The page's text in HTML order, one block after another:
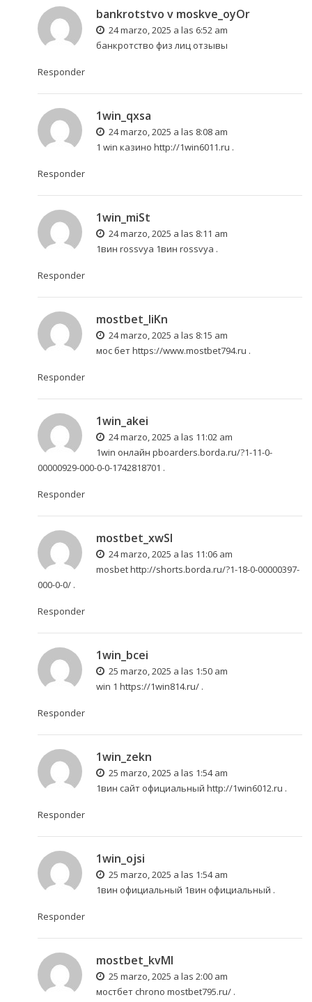
bankrotstvo v moskve_oyOr
24 marzo, 2025 a las 6:52 am
банкротство физ лиц отзывы
Responder
1win_qxsa
24 marzo, 2025 a las 8:08 am
1 win казино http://1win6011.ru .
Responder
1win_miSt
24 marzo, 2025 a las 8:11 am
1вин rossvya 1вин rossvya .
Responder
mostbet_liKn
24 marzo, 2025 a las 8:15 am
мос бетhttps://www.mostbet794.ru .
Responder
1win_akei
24 marzo, 2025 a las 11:02 am
1win онлайн pboarders.borda.ru/?1-11-0-
00000929-000-0-0-1742818701 .
Responder
mostbet_xwSl
24 marzo, 2025 a las 11:06 am
mosbethttp://shorts.borda.ru/?1-18-0-00000397-
000-0-0/.
Responder
1win_bcei
25 marzo, 2025 a las 1:50 am
win 1 https://1win814.ru/.
Responder
1win_zekn
25 marzo, 2025 a las 1:54 am
1вин сайт официальный http://1win6012.ru .
Responder
1win_ojsi
25 marzo, 2025 a las 1:54 am
1вин официальный 1вин официальный .
Responder
mostbet_kvMl
25 marzo, 2025 a las 2:00 am
мостбет chrono mostbet795.ru/.